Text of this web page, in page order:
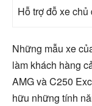
Hỗ trợ đỗ xe chủ
Những mẫu xe
làm khách hàng
AMG và C250
hữu những tính